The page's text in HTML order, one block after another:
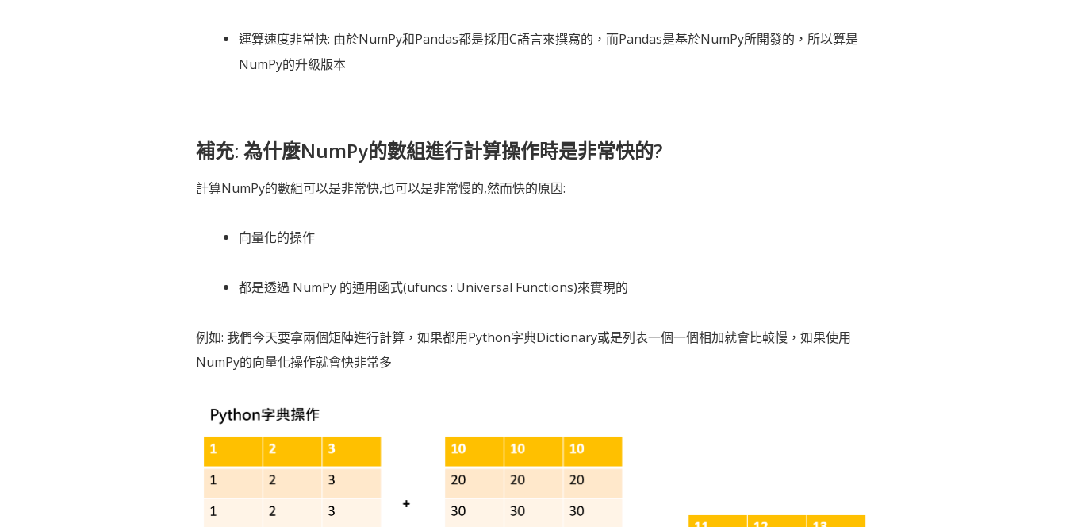
運算速度非常快: 由於NumPy和Pandas都是採用C語言來撰寫的，而Pandas是基於NumPy所開發的，所以算是
NumPy的升級版本
補充: 為什麼NumPy的數組進行計算操作時是非常快的?
計算NumPy的數組可以是非常快,也可以是非常慢的,然而快的原因:
向量化的操作
都是透過 NumPy 的通用函式(ufuncs : Universal Functions)來實現的
例如: 我們今天要拿兩個矩陣進行計算，如果都用Python字典Dictionary或是列表一個一個相加就會比較慢，如果使用
NumPy的向量化操作就會快非常多